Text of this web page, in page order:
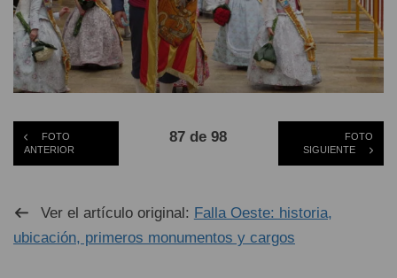
FOTO
ANTERIOR
87 de 98
FOTO
SIGUIENTE
Ver el artículo original: Falla Oeste: historia,
ubicación, primeros monumentos y cargos